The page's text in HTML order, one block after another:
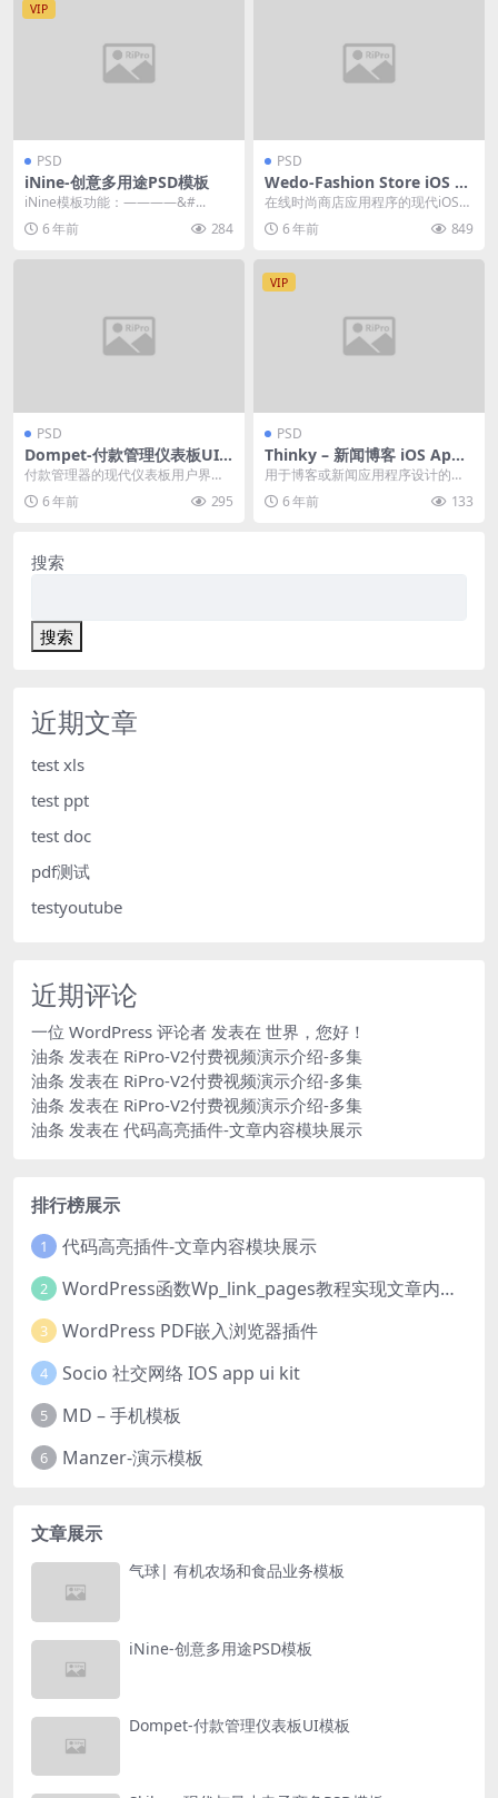
VIP
PSD
iNine-创意多用途PSD模板
iNine模板功能：————&#...
6 年前
284
PSD
Wedo-Fashion Store iOS A
pp设计UI模板所有项目/图形
在线时尚商店应用程序的现代iOS用
户界面设计模板。 该模板非常适合
在线商店，在线...
6 年前 849
PSD
Dompet-付款管理仪表板UI
模板
付款管理器的现代仪表板用户界面
设计模板。 该模板非常适合钱包，
数字货币，数字支付...
6 年前 295
VIP
PSD
Thinky – 新闻博客 iOS App
设计模板
用于博客或新闻应用程序设计的现
代iOS用户界面设计模板。这个模板
非常适合博客、新...
6 年前 133
搜索
搜索
近期文章
test xls
test ppt
test doc
pdf测试
testyoutube
近期评论
一位 WordPress 评论者 发表在 世界，您好！
油条 发表在 RiPro-V2付费视频演示介绍-多集
油条 发表在 RiPro-V2付费视频演示介绍-多集
油条 发表在 RiPro-V2付费视频演示介绍-多集
油条 发表在 代码高亮插件-文章内容模块展示
排行榜展示
1 代码高亮插件-文章内容模块展示
2 WordPress函数Wp_link_pages教程实现文章内容分页
3 WordPress PDF嵌入浏览器插件
4 Socio 社交网络 IOS app ui kit
5 MD – 手机模板
6 Manzer-演示模板
文章展示
气球| 有机农场和食品业务模板
iNine-创意多用途PSD模板
Dompet-付款管理仪表板UI模板